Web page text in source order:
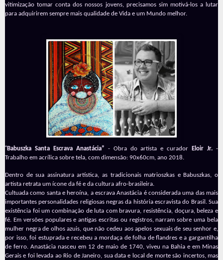
vitimização tomar conta dos nossos jovens, precisamos sim motivá-los a lutar
para adquirirem sempre mais qualidade de Vida e um Mundo melhor.
“Babuszka Santa Escrava Anastácia” - Obra do artista e curador Eloir Jr. -
Trabalho em acrílica sobre tela, com dimensão: 90x60cm, ano 2018.
Dentro de sua assinatura artística, as tradicionais matrioszkas e Babuszkas, o
artista retrata um ícone da fé e da cultura afro-brasileira.
Cultuada como santa e heroína, a escrava Anastácia é considerada uma das mais
importantes personalidades religiosas negras da história escravista do Brasil. Sua
existência foi um combinação de luta com bravura, resistência, doçura, beleza e
fé. Em versões populares e antigas escritas ou registros, narram sobre uma bela
mulher negra de olhos azuis, que não cedeu aos apelos sexuais de seu senhor e,
por isso, foi estuprada e recebeu a mordaça de folha de flandres e a gargantilha
de ferro. Anastácia nasceu em 12 de maio de 1740, viveu na Bahia e em Minas
Gerais e foi levada ao Rio de Janeiro, sua data e local de morte são incertos, mas